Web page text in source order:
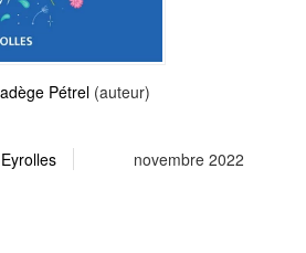
Pétrel (auteur)
Eyrolles novembre 2022